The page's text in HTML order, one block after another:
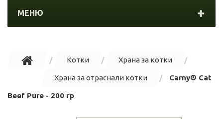
МЕНЮ
Котки Храна за котки
Храна за отраснали котки Carny® Cat
Beef Pure - 200 гр